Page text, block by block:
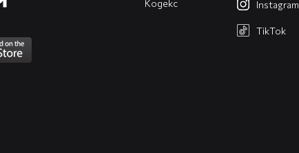
Кодекс Instagram
TikTok